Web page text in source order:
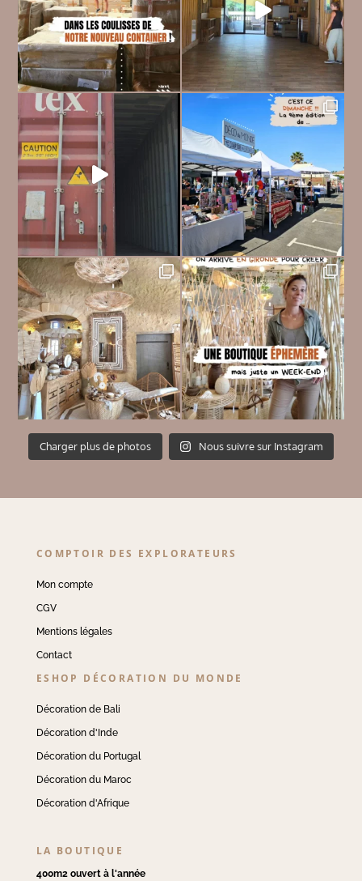
Charger plus de photos Nous suivre sur Instagram
COMPTOIR DES EXPLORATEURS
Mon compte
CGV
Mentions légales
Contact
ESHOP DÉCORATION DU MONDE
Décoration de Bali
Décoration d'Inde
Décoration du Portugal
Décoration du Maroc
Décoration d'Afrique
LA BOUTIQUE
400m2 ouvert à l'année